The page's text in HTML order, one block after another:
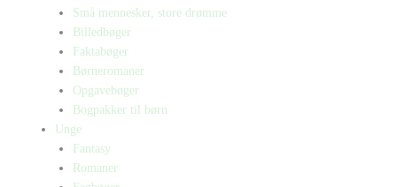
Små mennesker, store drømme
Billedbøger
Faktabøger
Børneromaner
Opgavebøger
Bogpakker til børn
Unge
Fantasy
Romaner